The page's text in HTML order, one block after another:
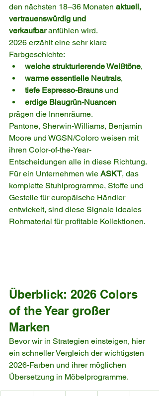
den nächsten 18–36 Monaten aktuell,
vertrauenswürdig und
verkaufbar anfühlen wird.
2026 erzählt eine sehr klare
Farbgeschichte:
weiche strukturierende Weißtöne,
warme essentielle Neutrals,
tiefe Espresso-Brauns und
erdige Blaugrün-Nuancen
prägen die Innenräume.
Pantone, Sherwin-Williams, Benjamin
Moore und WGSN/Coloro weisen mit
ihren Color-of-the-Year-
Entscheidungen alle in diese Richtung.
Für ein Unternehmen wie ASKT, das
komplette Stuhlprogramme, Stoffe und
Gestelle für europäische Händler
entwickelt, sind diese Signale ideales
Rohmaterial für profitable Kollektionen.
Überblick: 2026 Colors
of the Year großer
Marken
Bevor wir in Strategien einsteigen, hier
ein schneller Vergleich der wichtigsten
2026-Farben und ihrer möglichen
Übersetzung in Möbelprogramme.